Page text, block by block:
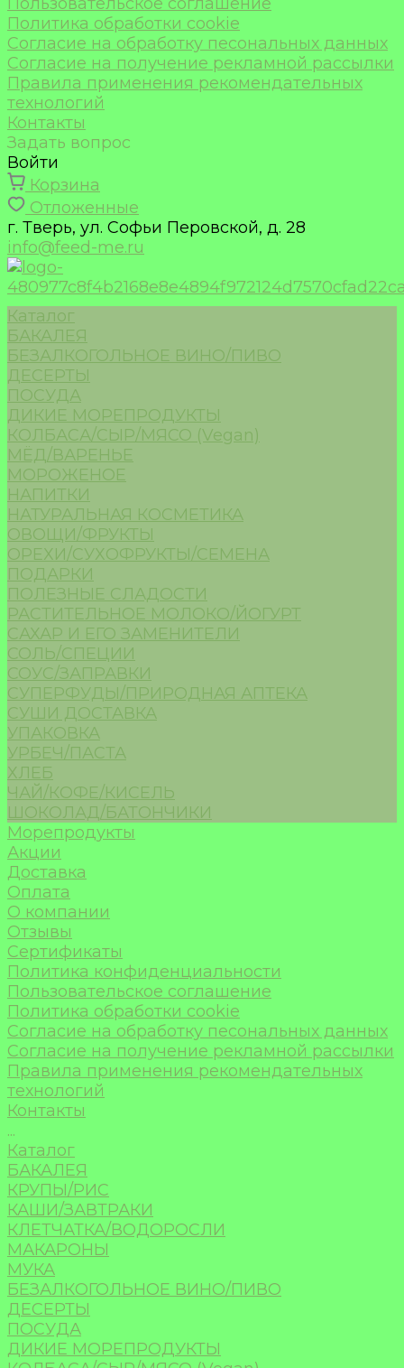
Политика обработки cookie
Согласие на обработку песональных данных
Согласие на получение рекламной рассылки
Правила применения рекомендательных
технологий
Контакты
Задать вопрос
Войти
Корзина
Отложенные
г. Тверь, ул. Софьи Перовской, д. 28
info@feed-me.ru
Каталог
БАКАЛЕЯ
БЕЗАЛКОГОЛЬНОЕ ВИНО/ПИВО
ДЕСЕРТЫ
ПОСУДА
ДИКИЕ МОРЕПРОДУКТЫ
КОЛБАСА/СЫР/МЯСО (Vegan)
МЁД/ВАРЕНЬЕ
МОРОЖЕНОЕ
НАПИТКИ
НАТУРАЛЬНАЯ КОСМЕТИКА
ОВОЩИ/ФРУКТЫ
ОРЕХИ/СУХОФРУКТЫ/СЕМЕНА
ПОДАРКИ
ПОЛЕЗНЫЕ СЛАДОСТИ
РАСТИТЕЛЬНОЕ МОЛОКО/ЙОГУРТ
САХАР И ЕГО ЗАМЕНИТЕЛИ
СОЛЬ/СПЕЦИИ
СОУС/ЗАПРАВКИ
СУПЕРФУДЫ/ПРИРОДНАЯ АПТЕКА
СУШИ ДОСТАВКА
УПАКОВКА
УРБЕЧ/ПАСТА
ХЛЕБ
ЧАЙ/КОФЕ/КИСЕЛЬ
ШОКОЛАД/БАТОНЧИКИ
Морепродукты
Акции
Доставка
Оплата
О компании
Отзывы
Сертификаты
Политика конфиденциальности
Пользовательское соглашение
Политика обработки cookie
Согласие на обработку песональных данных
Согласие на получение рекламной рассылки
Правила применения рекомендательных
технологий
Контакты
...
Каталог
БАКАЛЕЯ
КРУПЫ/РИС
КАШИ/ЗАВТРАКИ
КЛЕТЧАТКА/ВОДОРОСЛИ
МАКАРОНЫ
МУКА
БЕЗАЛКОГОЛЬНОЕ ВИНО/ПИВО
ДЕСЕРТЫ
ПОСУДА
ДИКИЕ МОРЕПРОДУКТЫ